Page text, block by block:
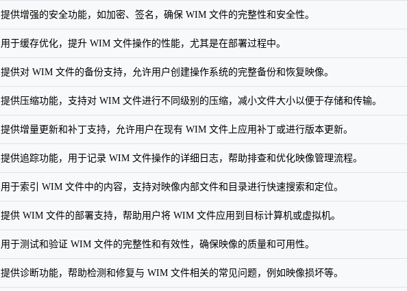
提供增强的安全功能，如加密、签名，确保 WIM 文件的完整性和安全性。
用于缓存优化，提升 WIM 文件操作的性能，尤其是在部署过程中。
提供对 WIM 文件的备份支持，允许用户创建操作系统的完整备份和恢复映像。
提供压缩功能，支持对 WIM 文件进行不同级别的压缩，减小文件大小以便于存储和传输。
提供增量更新和补丁支持，允许用户在现有 WIM 文件上应用补丁或进行版本更新。
提供追踪功能，用于记录 WIM 文件操作的详细日志，帮助排查和优化映像管理流程。
用于索引 WIM 文件中的内容，支持对映像内部文件和目录进行快速搜索和定位。
提供 WIM 文件的部署支持，帮助用户将 WIM 文件应用到目标计算机或虚拟机。
用于测试和验证 WIM 文件的完整性和有效性，确保映像的质量和可用性。
提供诊断功能，帮助检测和修复与 WIM 文件相关的常见问题，例如映像损坏等。